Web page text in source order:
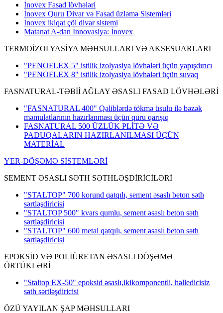
İnovex Fasad lövhələri
İnovex Quru Divar və Fasad üzləmə Sistemləri
İnovex ikiqat çöl divar sistemi
Matanat A-dan İnnovasiya: İnovex
TERMOİZOLYASİYA MƏHSULLARI VƏ AKSESUARLARI
"PENOFLEX 5" istilik izolyasiya lövhələri üçün yapışdırıcı
"PENOFLEX 8" istilik izolyasiya lövhələri üçün suvaq
FASNATURAL-TƏBİİ AĞLAY ƏSASLI FASAD LÖVHƏLƏRİ
"FASNATURAL 400" Qəliblərdə tökmə üsulu ilə bəzək
məmulatlarının hazırlanması üçün quru qarışıq
FASNATURAL 500 ÜZLÜK PLİTƏ VƏ
PADUQALARIN HAZIRLANILMASI ÜÇÜN
MATERİAL
YER-DÖŞƏMƏ SİSTEMLƏRİ
SEMENT ƏSASLI SƏTH SƏTHLƏŞDİRİCİLƏRİ
"STALTOP" 700 korund qatqılı, sement əsaslı beton səth
sərtləşdiricisi
"STALTOP 500" kvars qumlu, sement əsaslı beton səth
sərtləşdiricisi
"STALTOP" 600 metal qatqılı, sement əsaslı beton səth
sərtləşdiricisi
EPOKSİD VƏ POLİÜRETAN ƏSASLI DÖŞƏMƏ
ÖRTÜKLƏRİ
"Staltop EX-50" epoksid əsaslı,ikikomponentli, həlledicisiz
səth sərtləşdiricisi
ÖZÜ YAYILAN ŞAP MƏHSULLARI